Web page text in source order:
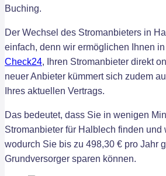
Buching.
Der Wechsel des Stromanbieters in
einfach, denn wir ermöglichen Ihnen
Check24, Ihren Stromanbieter direkt
neuer Anbieter kümmert sich zudem
Ihres aktuellen Vertrags.
Das bedeutet, dass Sie in wenigen
Stromanbieter für Halblech finden und
wodurch Sie bis zu 498,30 € pro Jahr
Grundversorger sparen können.